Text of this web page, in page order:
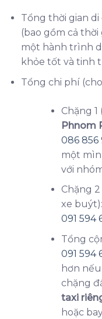
Tổng thời gian di
(bao gồm cả
một hành trình
khỏe tốt và tinh
Tổng chi phí
Chặng 1
Phnom
086 856
một
với
Chặng 2
xe
091 594
Tổng
091 594
hơn
chặng
taxi
hoặc